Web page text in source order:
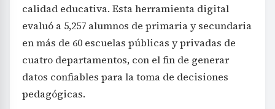
calidad educativa. Esta herramienta digital
evaluó a 5,257 alumnos de primaria y secundaria
en más de 60 escuelas públicas y privadas de
cuatro departamentos, con el fin de generar
datos confiables para la toma de decisiones
pedagógicas.